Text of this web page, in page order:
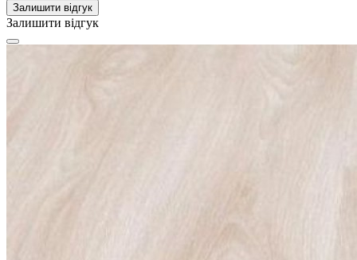
Залишити відгук
Залишити відгук